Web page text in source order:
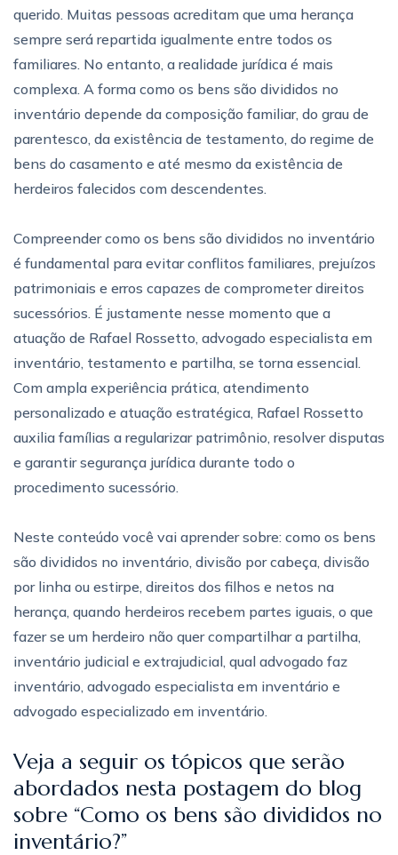
querido. Muitas pessoas acreditam que uma herança
sempre será repartida igualmente entre todos os
familiares. No entanto, a realidade jurídica é mais
complexa. A forma como os bens são divididos no
inventário depende da composição familiar, do grau de
parentesco, da existência de testamento, do regime de
bens do casamento e até mesmo da existência de
herdeiros falecidos com descendentes.
Compreender como os bens são divididos no inventário
é fundamental para evitar conflitos familiares, prejuízos
patrimoniais e erros capazes de comprometer direitos
sucessórios. É justamente nesse momento que a
atuação de Rafael Rossetto, advogado especialista em
inventário, testamento e partilha, se torna essencial.
Com ampla experiência prática, atendimento
personalizado e atuação estratégica, Rafael Rossetto
auxilia famílias a regularizar patrimônio, resolver disputas
e garantir segurança jurídica durante todo o
procedimento sucessório.
Neste conteúdo você vai aprender sobre: ​​como os bens
são divididos no inventário, divisão por cabeça, divisão
por linha ou estirpe, direitos dos filhos e netos na
herança, quando herdeiros recebem partes iguais, o que
fazer se um herdeiro não quer compartilhar a partilha,
inventário judicial e extrajudicial, qual advogado faz
inventário, advogado especialista em inventário e
advogado especializado em inventário.
Veja a seguir os tópicos que serão
abordados nesta postagem do blog
sobre “Como os bens são divididos no
inventário?”